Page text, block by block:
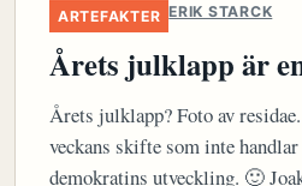
ARTEFAKTER ERIK STARCK
Årets julklapp är
Årets julklapp? Foto av
veckans skifte som inte
demokratins utveckling. 🙂